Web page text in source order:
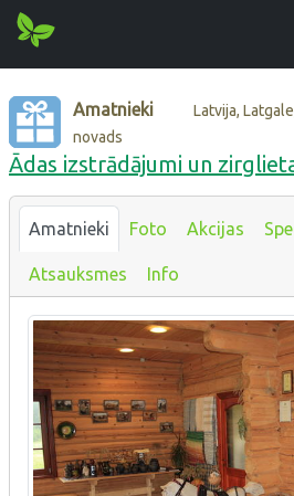
Amatnieki
Latvija,
novads
Ādas izstrādājumi un
Amatnieki Foto Akcijas
Atsauksmes Info